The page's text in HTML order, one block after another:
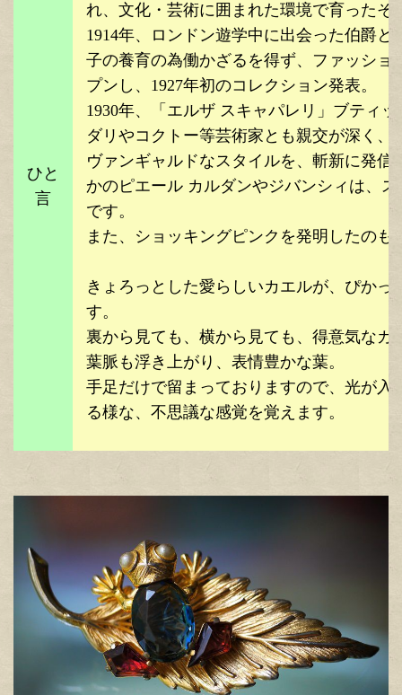
ひと
言
れ、文化・芸術に囲まれた環境で育ったそ
1914年、ロンドン遊学中に出会った伯爵
子の養育の為働かざるを得ず、ファッショ
プンし、1927年初のコレクション発表。
1930年、「エルザ スキャパレリ」ブティ
ダリやコクトー等芸術家とも親交が深く
ヴァンギャルドなスタイルを、斬新に発信
かのピエール カルダンやジバンシィは、
です。
また、ショッキングピンクを発明したの
きょろっとした愛らしいカエルが、ぴか
す。
裏から見ても、横から見ても、得意気なカ
葉脈も浮き上がり、表情豊かな葉。
手足だけで留まっておりますので、光が
る様な、不思議な感覚を覚えます。